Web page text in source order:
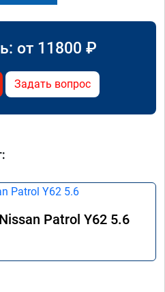
от 11800 ₽
Задать вопрос
Patrol Y62 5.6